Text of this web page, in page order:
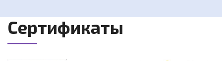
Сертификаты